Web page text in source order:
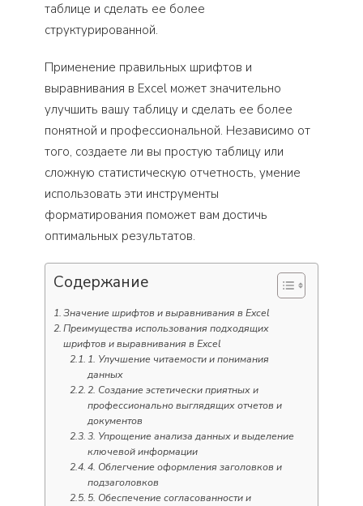
таблице и сделать ее более
структурированной.
Применение правильных шрифтов и
выравнивания в Excel может значительно
улучшить вашу таблицу и сделать ее более
понятной и профессиональной. Независимо от
того, создаете ли вы простую таблицу или
сложную статистическую отчетность, умение
использовать эти инструменты
форматирования поможет вам достичь
оптимальных результатов.
Содержание
Значение шрифтов и выравнивания в Excel
Преимущества использования подходящих
шрифтов и выравнивания в Excel
1. Улучшение читаемости и понимания
данных
2. Создание эстетически приятных и
профессионально выглядящих отчетов и
документов
3. Упрощение анализа данных и выделение
ключевой информации
4. Облегчение оформления заголовков и
подзаголовков
5. Обеспечение согласованности и